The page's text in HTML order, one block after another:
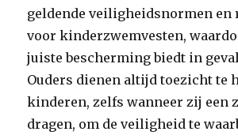
geldende veiligheidsnormen
voor kinderzwemvesten,
juiste bescherming biedt in
Ouders dienen altijd toezicht te
kinderen, zelfs wanneer zij een
dragen, om de veiligheid te